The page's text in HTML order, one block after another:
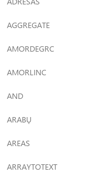
AGGREGATE
AMORDEGRC
AMORLINC
AND
ARABŲ
AREAS
ARRAYTOTEXT